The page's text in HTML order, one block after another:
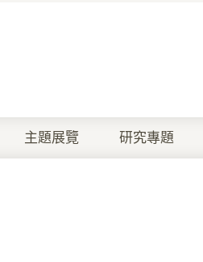
主題展覽 研究專題